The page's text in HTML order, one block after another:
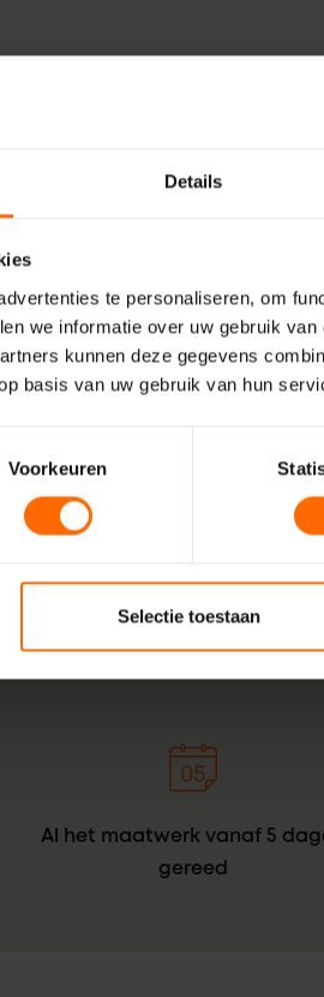
Details
te personaliseren, om
we informatie over uw gebruik
kunnen deze gegevens
basis van uw gebruik van hun
Voorkeuren
Selectie toestaan
Combineer dat met de wil om
in een notendop.
Al het maatwerk vanaf 5
gereed